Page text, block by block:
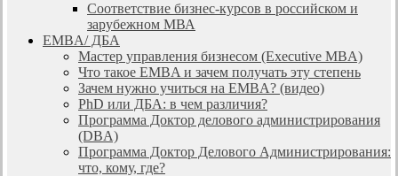
Соответствие бизнес-курсов в российском и
зарубежном МВА
EMBA/ ДБA
Мастер управления бизнесом (Executive MBA)
Что такое EMBA и зачем получать эту степень
Зачем нужно учиться на EMBA? (видео)
PhD или ДБА: в чем различия?
Программа Доктор делового администрирования
(DBА)
Программа Доктор Делового Администрирования:
что, кому, где?